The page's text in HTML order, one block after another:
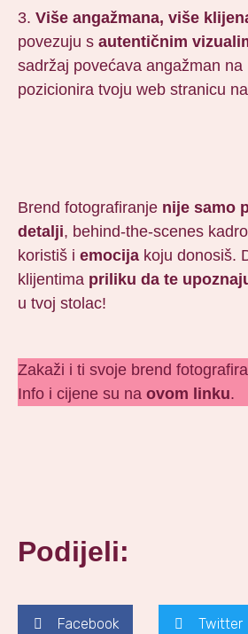
3. Više angažmana, više
povezuju s autentičnim
sadržaj povećava angažman
pozicionira tvoju web stranicu
Brend fotografiranje nije samo
detalji, behind-the-scenes
koristiš i emocija koju donosiš.
klijentima priliku da te
u tvoj stolac!
Zakaži i ti svoje brend
Info i cijene su na ovom linku.
Podijeli:
Facebook Twitter